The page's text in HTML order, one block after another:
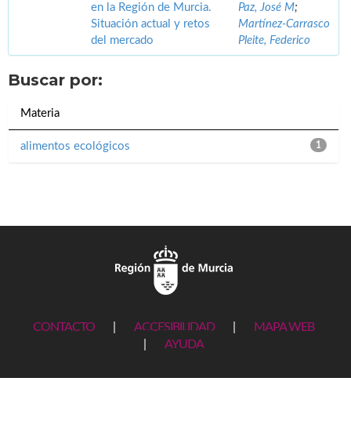
en la Región de Murcia.
Situación actual y retos
del mercado
Paz, José M;
Martínez-Carrasco
Pleite, Federico
Buscar por:
Materia
1
alimentos ecológicos
CONTACTO ACCESIBILIDAD
MAPA WEB
AYUDA